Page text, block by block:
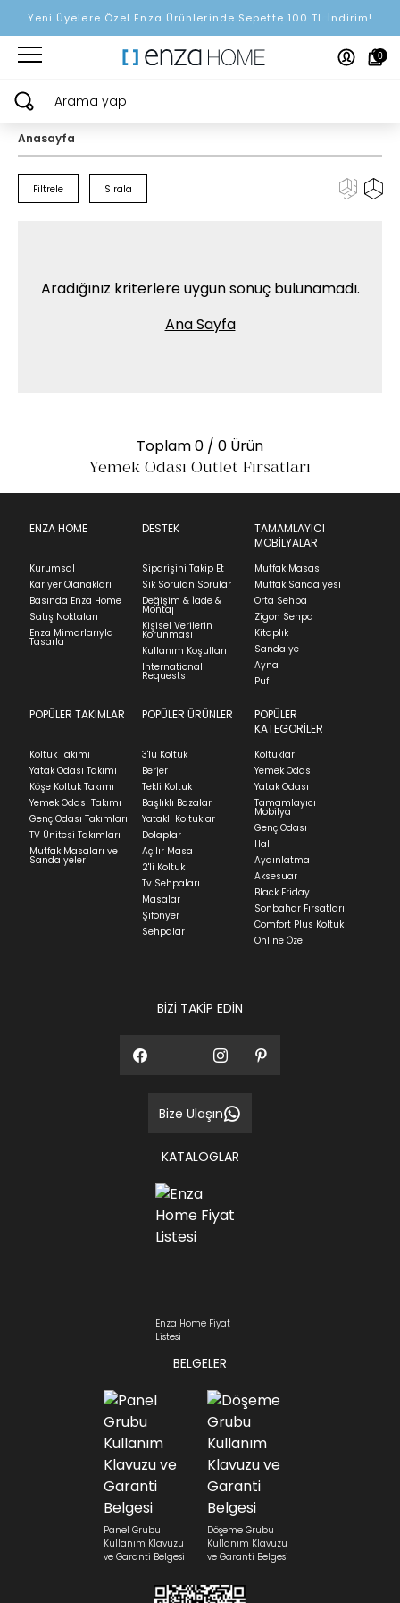
2000 TL ve Üzeri Alışverişlerinizde Kargo Bedava!
0
Arama yap
Anasayfa
Filtrele Sırala
Aradığınız kriterlere uygun sonuç bulunamadı.
Ana Sayfa
Toplam0 / 0 Ürün
Yemek Odası Outlet Fırsatları
ENZA HOME
Kurumsal
Kariyer Olanakları
Basında Enza Home
Satış Noktaları
Enza Mimarlarıyla
Tasarla
DESTEK
Siparişini Takip Et
Sık Sorulan Sorular
Değişim & İade &
Montaj
Kişisel Verilerin
Korunması
Kullanım Koşulları
International
Requests
TAMAMLAYICI
MOBİLYALAR
Mutfak Masası
Mutfak Sandalyesi
Orta Sehpa
Zigon Sehpa
Kitaplık
Sandalye
Ayna
Puf
POPÜLER TAKIMLAR
Koltuk Takımı
Yatak Odası Takımı
Köşe Koltuk Takımı
Yemek Odası Takımı
Genç Odası Takımları
TV Ünitesi Takımları
Mutfak Masaları ve
Sandalyeleri
POPÜLER ÜRÜNLER
3'lü Koltuk
Berjer
Tekli Koltuk
Başlıklı Bazalar
Yataklı Koltuklar
Dolaplar
Açılır Masa
2'li Koltuk
Tv Sehpaları
Masalar
Şifonyer
Sehpalar
POPÜLER
KATEGORİLER
Koltuklar
Yemek Odası
Yatak Odası
Tamamlayıcı
Mobilya
Genç Odası
Halı
Aydınlatma
Aksesuar
Black Friday
Sonbahar Fırsatları
Comfort Plus Koltuk
Online Özel
BİZİ TAKİP EDİN
Bize Ulaşın
KATALOGLAR
Enza Home Fiyat
Listesi
BELGELER
Panel Grubu
Kullanım Klavuzu
ve Garanti Belgesi
Döşeme Grubu
Kullanım Klavuzu
ve Garanti Belgesi